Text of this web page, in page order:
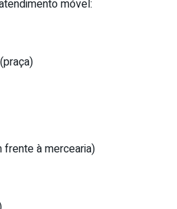
móvel:
à mercearia)